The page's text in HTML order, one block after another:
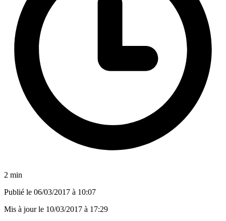
2 min
Publié le 06/03/2017 à 10:07
Mis à jour le 10/03/2017 à 17:29